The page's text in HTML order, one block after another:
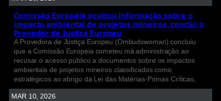
Comissão Europeia ocultou informação sobre o
impacto ambiental de projetos mineiros, conclui o
Provedor de Justiça Europeu
A Provedora de Justiça Europeu (Ombudswoman) concluiu
que a Comissão Europeia cometeu má administração ao
recusar o acesso público a documentos sobre os impactos
ambientais de projetos mineiros classificados como
estratégicos ao abrigo da Lei das Matérias-Primas Críticas.
MAR 10, 2026